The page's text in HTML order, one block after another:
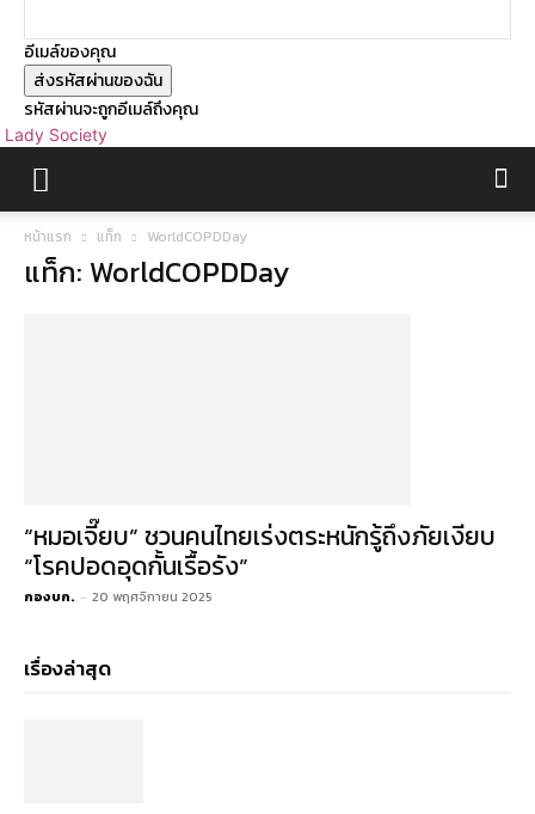
อีเมล์ของคุณ
รหัสผ่านจะถูกอีเมล์ถึงคุณ
Lady Society
หน้าแรก แท็ก WorldCOPDDay
แท็ก: WorldCOPDDay
“หมอเจี๊ยบ” ชวนคนไทยเร่งตระหนักรู้ถึงภัยเงียบ
“โรคปอดอุดกั้นเรื้อรัง”
กองบก. - 20 พฤศจิกายน 2025
เรื่องล่าสุด